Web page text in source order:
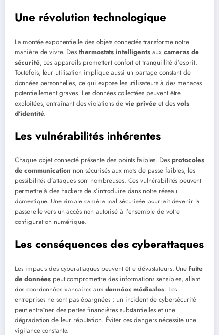
Une révolution technologique
La montée exponentielle des objets connectés transforme notre
manière de vivre. Des thermostats intelligents aux cameras de
sécurité, ces appareils promettent confort et tranquillité d’esprit.
Toutefois, leur utilisation implique aussi un partage constant de
données personnelles, ce qui expose les utilisateurs à des menaces
potentiellement graves. Les données collectées peuvent être
exploitées, entraînant des violations de vie privée et des vols
d’identité.
Les vulnérabilités inhérentes
Chaque objet connecté présente des points faibles. Des protocoles
de communication non sécurisés aux mots de passe faibles, les
possibilités d’attaques sont nombreuses. Ces vulnérabilités peuvent
permettre à des hackers de s’introduire dans notre réseau
domestique. Une simple caméra mal sécurisée pourrait devenir la
passerelle vers un accès non autorisé à l’ensemble de votre
configuration numérique.
Les conséquences des cyberattaques
Les impacts des cyberattaques peuvent être dévastateurs. Une fuite
de données peut compromettre des informations sensibles, allant
des coordonnées bancaires aux données médicales. Les
entreprises ne sont pas épargnées ; un incident de cybersécurité
peut entraîner des pertes financières substantielles et une
dégradation de leur réputation. Éviter ces dangers nécessite une
vigilance constante.